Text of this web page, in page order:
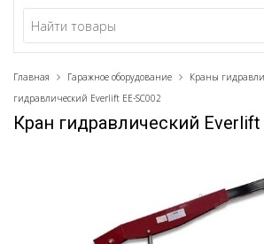
Главная Гаражное оборудование Краны
гидравлический Everlift EE-SC002
Кран гидравлический Everlift